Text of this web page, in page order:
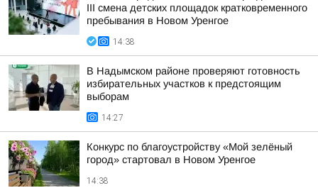
III смена детских площадок кратковременного
пребывания в Новом Уренгое
14:38
В Надымском районе проверяют готовность
избирательных участков к предстоящим
выборам
14:27
Конкурс по благоустройству «Мой зелёный
город» стартовал в Новом Уренгое
14:38